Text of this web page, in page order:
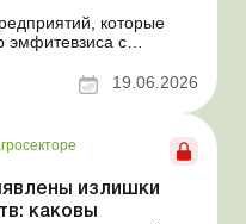
которые
эмфитевзиса с
тем, что плата за
была выплачена
лет. В таком случае
19.06.2026
излишки
каковы